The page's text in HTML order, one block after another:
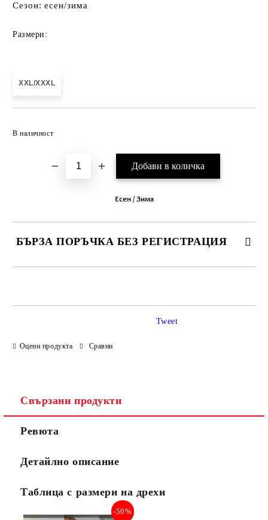
Сезон: есен/зима
Размери:
XXL/XXXL
В наличност
БЪРЗА ПОРЪЧКА БЕЗ РЕГИСТРАЦИЯ
Оцени продукта Сравни
Tweet
Свързани продукти
Ревюта
Детайлно описание
Таблица с размери на дрехи
-50%